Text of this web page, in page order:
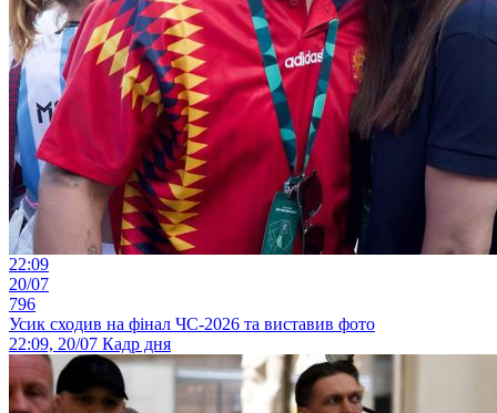
22:09
20/07
796
Усик сходив на фінал ЧС-2026 та виставив фото
22:09, 20/07 Кадр дня